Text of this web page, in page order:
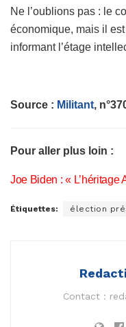
Ne l’oublions pas : le
économique, mais il est
informant l’étage
Source : Militant,
Pour aller plus loin :
Joe Biden : « L’héritage
Étiquettes: élection
Contact :